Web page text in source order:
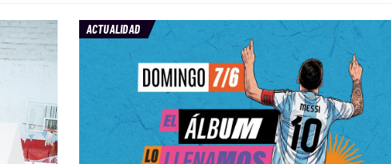
ACTUALIDAD